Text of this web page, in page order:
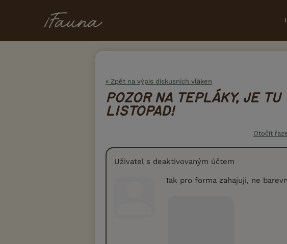
« Zpět na výpis diskusních vláken
POZOR NA TEPLÁKY, JE TU
LISTOPAD!
Otočit
Uživatel s deaktivovaným účtem
Tak pro forma zahajuji, ne